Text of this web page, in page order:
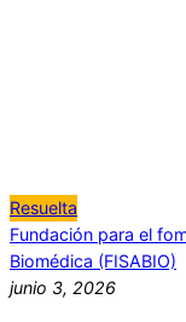
Resuelta
Fundación para el
Biomédica (FISABIO)
junio 3, 2026